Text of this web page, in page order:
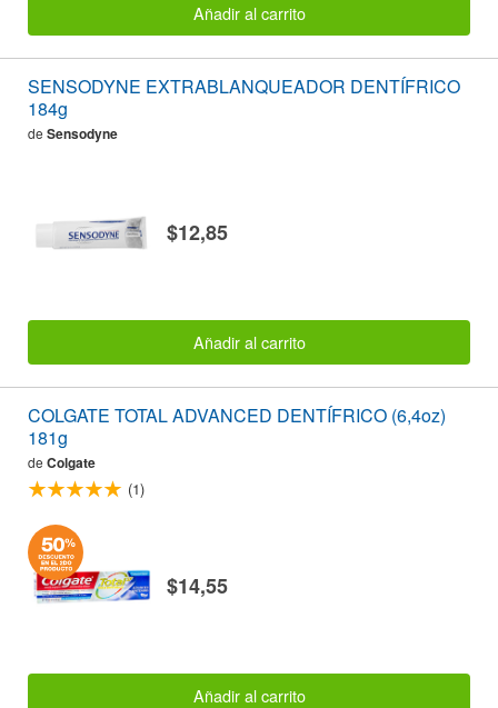
Añadir al carrito
SENSODYNE EXTRABLANQUEADOR DENTÍFRICO
184g
de Sensodyne
$12,85
Añadir al carrito
COLGATE TOTAL ADVANCED DENTÍFRICO (6,4oz)
181g
de Colgate
(1)
$14,55
Añadir al carrito